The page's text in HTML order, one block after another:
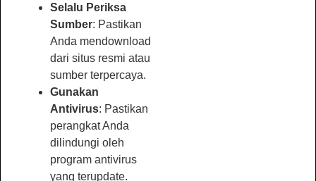
Selalu Periksa
Sumber: Pastikan
Anda mendownload
dari situs resmi atau
sumber terpercaya.
Gunakan
Antivirus: Pastikan
perangkat Anda
dilindungi oleh
program antivirus
yang terupdate.